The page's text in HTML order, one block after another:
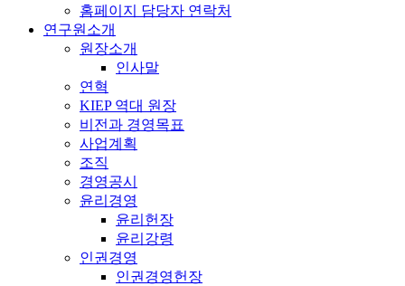
홈페이지 담당자 연락처
연구원소개
원장소개
인사말
연혁
KIEP 역대 원장
비전과 경영목표
사업계획
조직
경영공시
윤리경영
윤리헌장
윤리강령
인권경영
인권경영헌장